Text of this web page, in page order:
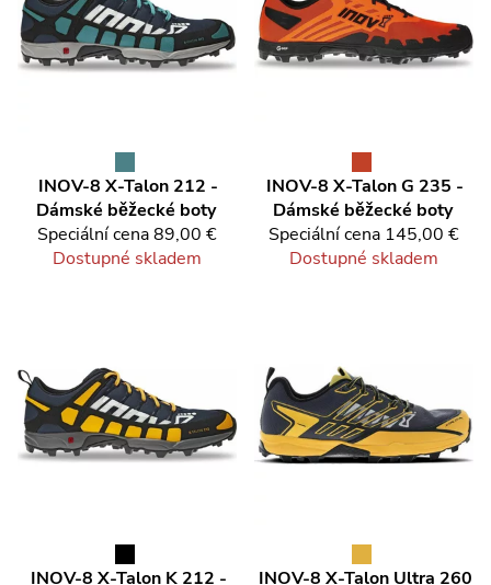
INOV-8 X-Talon 212 -
Dámské běžecké boty
Speciální cena89,00 €
Dostupné skladem
INOV-8 X-Talon G 235 -
Dámské běžecké boty
Speciální cena 145,00 €
Dostupné skladem
INOV-8 X-Talon K 212 -
INOV-8 X-Talon Ultra 260